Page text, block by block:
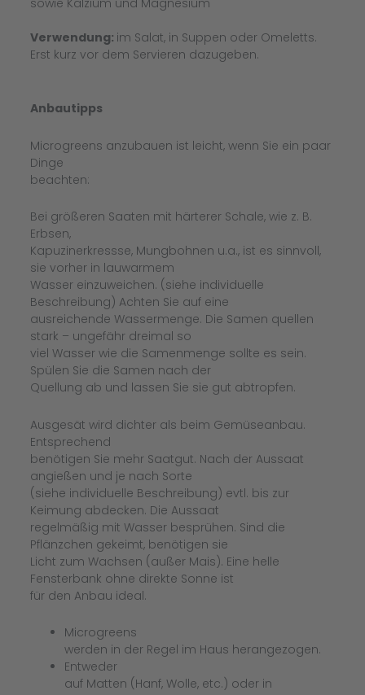
Verwendung: im Salat, in Suppen oder Omeletts.
Erst kurz vor dem Servieren dazugeben.
Anbautipps
Microgreens anzubauen ist leicht, wenn Sie ein paar
Dinge
beachten:
Bei größeren Saaten mit härterer Schale, wie z. B.
Erbsen,
Kapuzinerkressse, Mungbohnen u.a., ist es sinnvoll,
sie vorher in lauwarmem
Wasser einzuweichen. (siehe individuelle
Beschreibung) Achten Sie auf eine
ausreichende Wassermenge. Die Samen quellen
stark – ungefähr dreimal so
viel Wasser wie die Samenmenge sollte es sein.
Spülen Sie die Samen nach der
Quellung ab und lassen Sie sie gut abtropfen.
Ausgesät wird dichter als beim Gemüseanbau.
Entsprechend
benötigen Sie mehr Saatgut. Nach der Aussaat
angießen und je nach Sorte
(siehe individuelle Beschreibung) evtl. bis zur
Keimung abdecken. Die Aussaat
regelmäßig mit Wasser besprühen. Sind die
Pflänzchen gekeimt, benötigen sie
Licht zum Wachsen (außer Mais). Eine helle
Fensterbank ohne direkte Sonne ist
für den Anbau ideal.
Microgreens
werden in der Regel im Haus herangezogen.
Entweder
auf Matten (Hanf, Wolle, etc.) oder in